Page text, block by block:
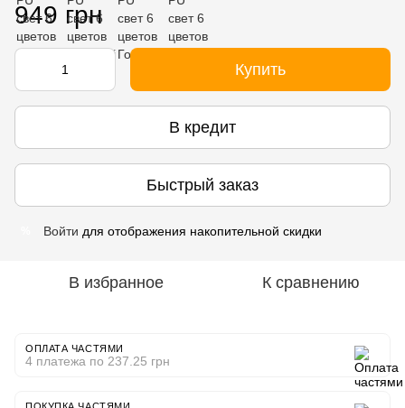
949 грн
Купить
В кредит
Быстрый заказ
Войти для отображения накопительной скидки
В избранное К сравнению
ОПЛАТА ЧАСТЯМИ
4 платежа по 237.25 грн